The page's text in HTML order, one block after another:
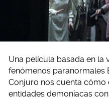
Una película basada en la
fenómenos paranormales
Conjuro nos cuenta cómo
entidades demoníacas